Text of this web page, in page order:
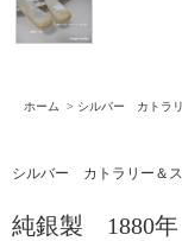
ホーム > シルバー カトラ
シルバー カトラリー＆
純銀製 1880